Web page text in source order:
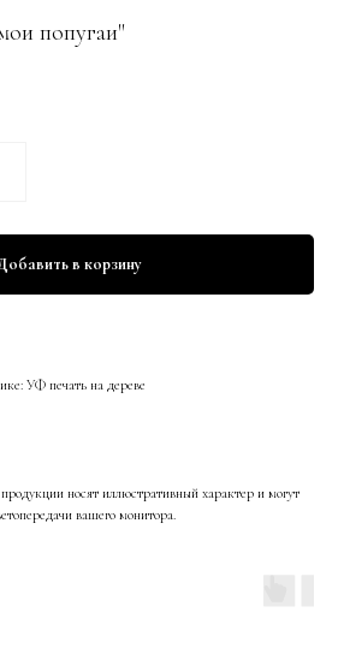
попугаи"
в корзину
УФ печать на дереве
носят иллюстративный характер и могут
вашего монитора.